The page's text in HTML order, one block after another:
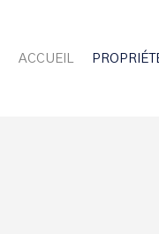
ACCUEIL